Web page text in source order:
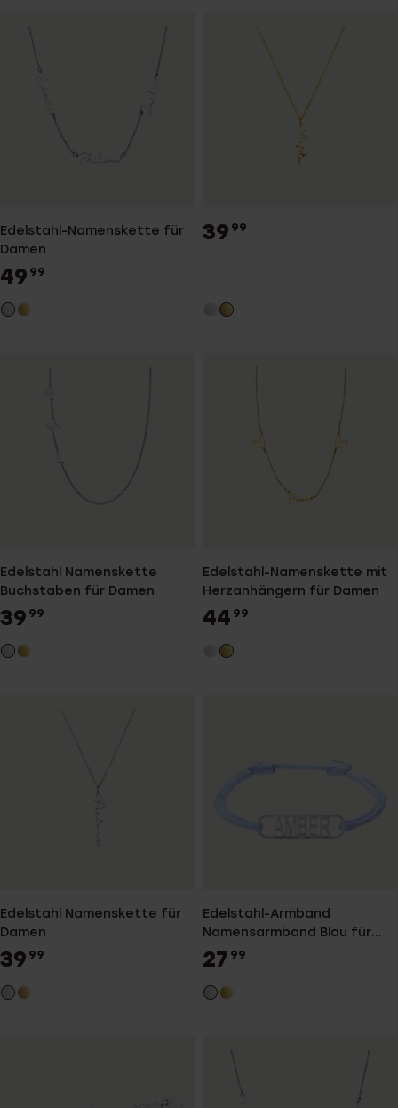
Edelstahl-Namenskette für
Damen
49 99
39 99
Edelstahl Namenskette
Buchstaben für Damen
39 99
Edelstahl-Namenskette mit
Herzanhängern für Damen
44 99
Edelstahl Namenskette für
Damen
39 99
Edelstahl-Armband
Namensarmband Blau für
Damen
27 99